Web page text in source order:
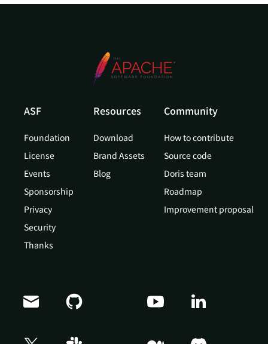
ASF
Foundation
License
Events
Sponsorship
Privacy
Security
Thanks
Resources
Download
Brand Assets
Blog
Community
How to contribute
Source code
Doris team
Roadmap
Improvement proposal